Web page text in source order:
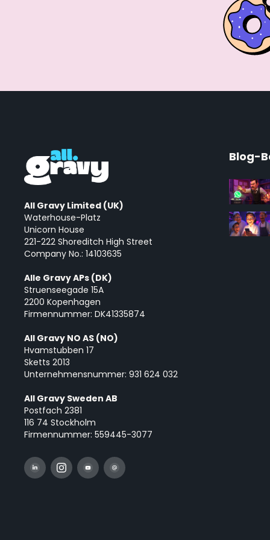
All Gravy Limited (UK)
Waterhouse-Platz
Unicorn House
221-222 Shoreditch High Street
Company No.: 14103635
Alle Gravy APs (DK)
Struenseegade 15A
2200 Kopenhagen
Firmennummer: DK41335874
All Gravy NO AS (NO)
Hvamstubben 17
Sketts 2013
Unternehmensnummer: 931 624 032
All Gravy Sweden AB
Postfach 2381
116 74 Stockholm
Firmennummer: 559445-3077
Blog-